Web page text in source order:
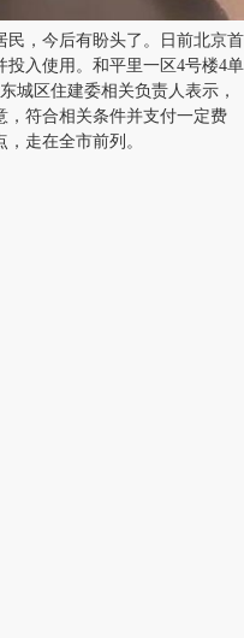
，今后有盼头了。日前北京首
入使用。和平里一区4号楼4单
城区住建委相关负责人表示，
，符合相关条件并支付一定费
走在全市前列。